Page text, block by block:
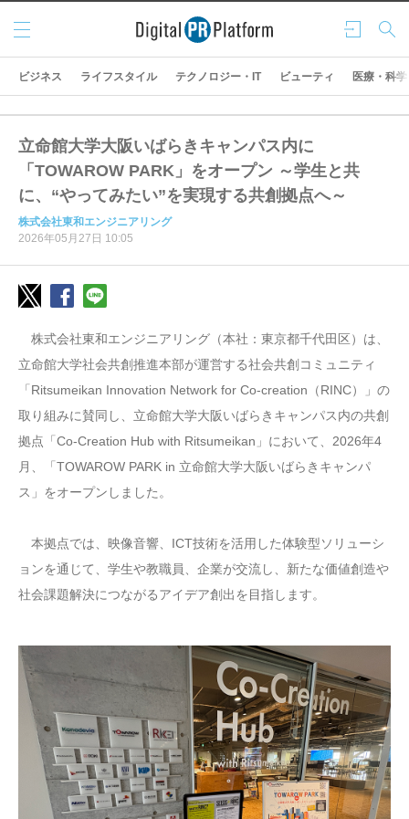
ログ
イン
検索
メニ
ュー
ビジネス ライフスタイル テクノロジー・IT ビューティ 医療・科学
立命館大学大阪いばらきキャンパス内に
「TOWAROW PARK」をオープン ～学生と共
に、“やってみたい”を実現する共創拠点へ～
株式会社東和エンジニアリング
2026年05月27日 10:05
株式会社東和エンジニアリング（本社：東京都千代田区）は、
立命館大学社会共創推進本部が運営する社会共創コミュニティ
「Ritsumeikan Innovation Network for Co-creation（RINC）」の
取り組みに賛同し、立命館大学大阪いばらきキャンパス内の共創
拠点「Co-Creation Hub with Ritsumeikan」において、2026年4
月、「TOWAROW PARK in 立命館大学大阪いばらきキャンパ
ス」をオープンしました。
本拠点では、映像音響、ICT技術を活用した体験型ソリューシ
ョンを通じて、学生や教職員、企業が交流し、新たな価値創造や
社会課題解決につながるアイデア創出を目指します。